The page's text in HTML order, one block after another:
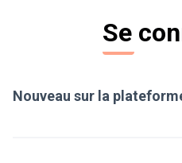
Se
Nouveau sur la